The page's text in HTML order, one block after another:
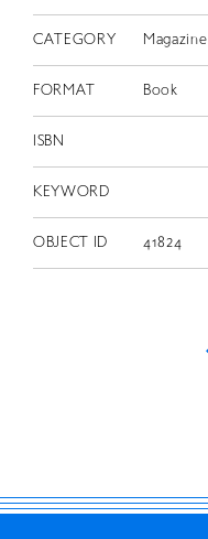
CATEGORY Magazine
FORMAT Book
ISBN
KEYWORD
OBJECT ID 41824